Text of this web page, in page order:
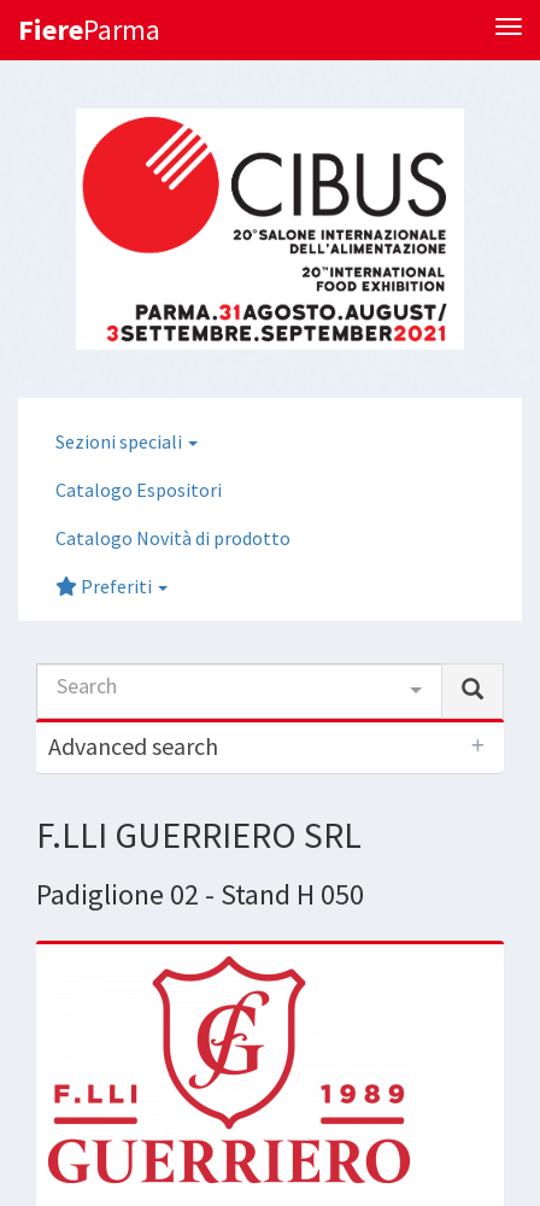
FiereParma
Sezioni speciali
Catalogo Espositori
Catalogo Novità di prodotto
Preferiti
Search
Advanced search
F.LLI GUERRIERO SRL
Padiglione 02 - Stand H 050